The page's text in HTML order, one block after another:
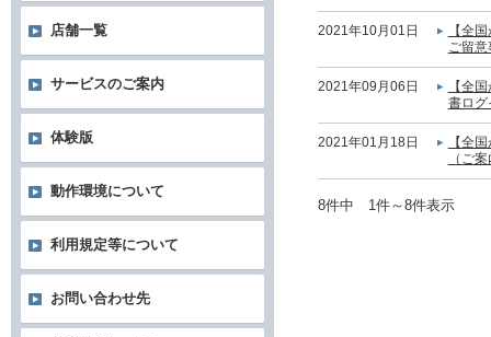
2021年10月01日
【全
ご留
2021年09月06日
【全
書ログ
2021年01月18日
【全
（ご
8件中 1件～8件表示
店舗一覧
サービスのご案内
体験版
動作環境について
利用規定等について
お問い合わせ先